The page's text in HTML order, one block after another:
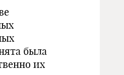
была
их